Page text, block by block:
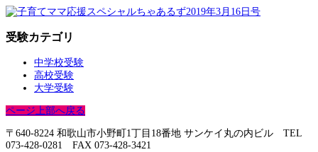
受験カテゴリ
中学校受験
高校受験
大学受験
ページ上部へ戻る
〒640-8224 和歌山市小野町1丁目18番地 サンケイ丸の内ビル TEL
073-428-0281 FAX 073-428-3421